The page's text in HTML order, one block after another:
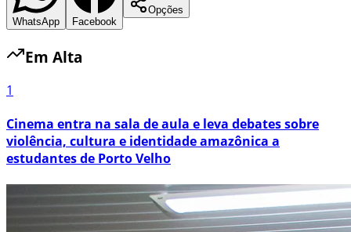
WhatsApp Facebook
Opções
Em Alta
1
Cinema entra na sala de aula e leva debates sobre
violência, cultura e identidade amazônica a
estudantes de Porto Velho